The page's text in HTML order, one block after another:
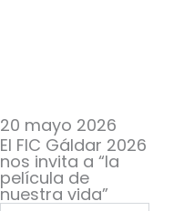
20 mayo 2026
El FIC Gáldar 2026
nos invita a “la
película de
nuestra vida”